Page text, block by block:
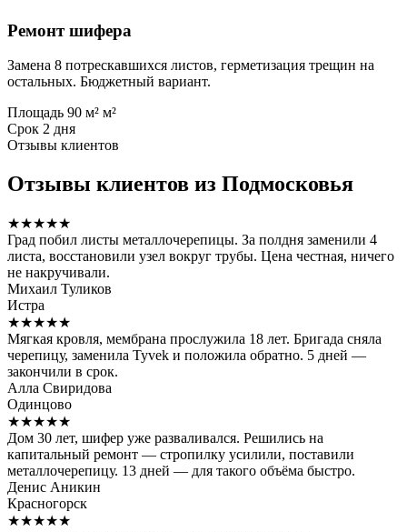
Ремонт шифера
Замена 8 потрескавшихся листов, герметизация трещин на
остальных. Бюджетный вариант.
Площадь 90 м² м²
Срок 2 дня
Отзывы клиентов
Отзывы клиентов из Подмосковья
★★★★★
Град побил листы металлочерепицы. За полдня заменили 4
листа, восстановили узел вокруг трубы. Цена честная, ничего
не накручивали.
Михаил Туликов
Истра
★★★★★
Мягкая кровля, мембрана прослужила 18 лет. Бригада сняла
черепицу, заменила Tyvek и положила обратно. 5 дней —
закончили в срок.
Алла Свиридова
Одинцово
★★★★★
Дом 30 лет, шифер уже разваливался. Решились на
капитальный ремонт — стропилку усилили, поставили
металлочерепицу. 13 дней — для такого объёма быстро.
Денис Аникин
Красногорск
★★★★★